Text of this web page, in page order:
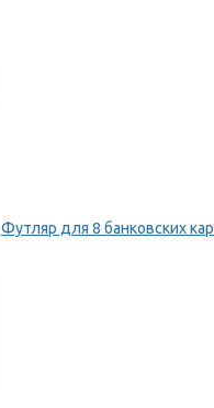
Футляр для 8 банковских